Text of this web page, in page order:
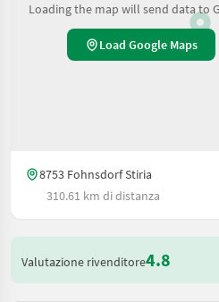
Loading the map will send data to
Load Google Maps
8753 Fohnsdorf Stiria
310.61 km di distanza
Valutazione rivenditore4.8